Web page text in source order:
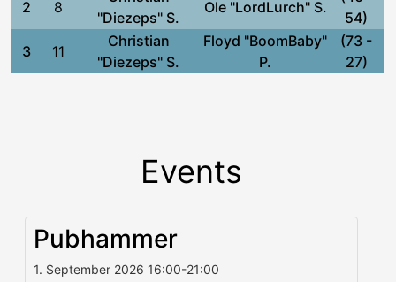
2
8
"Diezeps" S.
Ole "LordLurch" S.
54)
3
11
Christian
"Diezeps" S.
Floyd "BoomBaby"
P.
(73 -
27)
Events
Pubhammer
1. September 2026 16:00-21:00